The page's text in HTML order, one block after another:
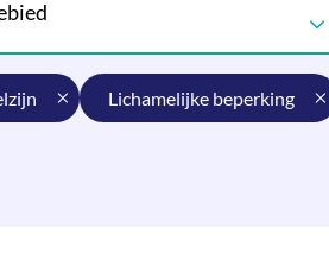
lichamelijke beperking